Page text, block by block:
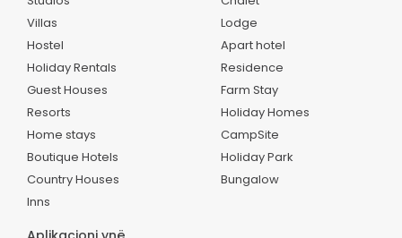
Villas
Hostel
Holiday Rentals
Guest Houses
Resorts
Home stays
Boutique Hotels
Country Houses
Inns
Lodge
Apart hotel
Residence
Farm Stay
Holiday Homes
CampSite
Holiday Park
Bungalow